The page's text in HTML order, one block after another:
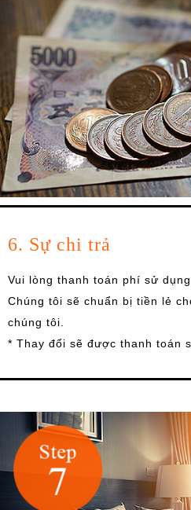
6. Sự chi trả
Vui lòng thanh toán phí sử
Chúng tôi sẽ chuẩn bị tiền lẻ
chúng tôi.
* Thay đổi sẽ được thanh toán